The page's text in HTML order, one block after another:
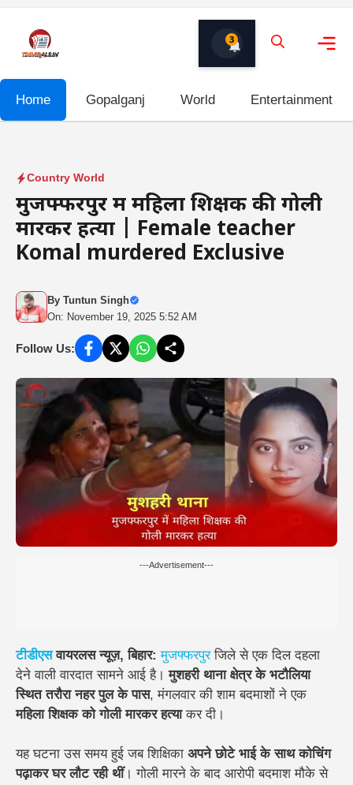
content
3
Home Gopalganj World Entertainment
Country World
मुजफ्फरपुर में महिला शिक्षक की गोली
मारकर हत्या | Female teacher
Komal murdered Exclusive
By Tuntun Singh
On: November 19, 2025 5:52 AM
Follow Us:
---Advertisement---
टीडीएसवायरलस न्यूज़, बिहार: मुजफ्फरपुरजिले से एक दिल दहला
देने वाली वारदात सामने आई है।मुशहरी थाना क्षेत्र के भटौलिया
स्थित तरौरा नहर पुल के पास, मंगलवार की शाम बदमाशों ने एक
महिला शिक्षक को गोली मारकर हत्याकर दी।
यह घटना उस समय हुई जब शिक्षिका अपने छोटे भाई के साथ कोचिंग
पढ़ाकर घर लौट रही थीं। गोली मारने के बाद आरोपी बदमाश मौके से